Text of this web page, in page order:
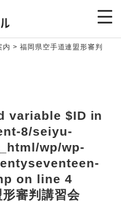
内 > 福岡県空手道連盟形審判
variable $ID in
8/seiyu-
wp/wp-
on line 4
審判講習会